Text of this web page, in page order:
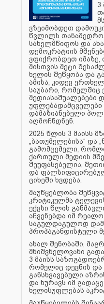
3
ვზეიმობდეთ
წვლილს
სახელმწიფოს და
დემოკრატიის
ვფიქრობდეთ
მისთვის მეტი
ხელის შეწყობა და
ამისა, კიდევ
საუბარი, რომელშიც
მედიასაშუალებები
უფლებადამცველები
დამაზიანებელი
აღმოჩნდნენ.
2025 წლის 3 მაისს
„ბათუმელებისა“ და
გამომცემელი,
ქართული მედიის
შეუფასებელია,
და
ციხეში ხვდება.
მაუწყებლობა
კრიტიკულმა
ექვსი წლის
აჩვენებდა იმ
საგულდაგულოდ
პროპაგანდისტული
ახალ შენობაში,
მნიშვნელოვანი
3 მაისს
რომელიც დევნის და
განსხვავებული
და ხურავს იმ
ხელისუფლებას